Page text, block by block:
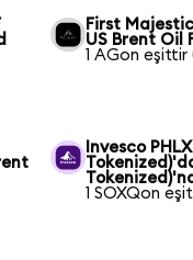
First
US Brent Oil
1 AGon
Invesco
1 SOXQon